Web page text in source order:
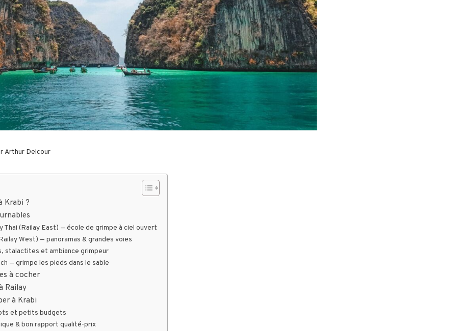
Arthur Delcour
Krabi ?
Thai (Railay East) — école de grimpe à ciel ouvert
West) — panoramas & grandes voies
stalactites et ambiance grimpeur
— grimpe les pieds dans le sable
à cocher
Railay
à Krabi
et petits budgets
& bon rapport qualité-prix